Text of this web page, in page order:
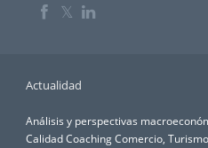
𝕏
Actualidad
Análisis y perspectivas
CalidadCoachingComercio,